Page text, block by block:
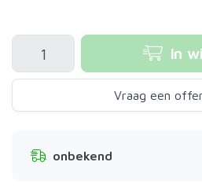
In
Vraag een
onbekend